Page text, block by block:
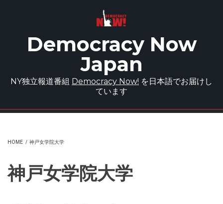
Democracy Now
Japan
NY独立報道番組 Democracy Now! を日本語でお届けし
ています
HOME / 神戸女学院大学
神戸女学院大学